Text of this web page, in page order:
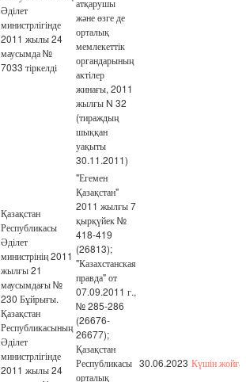
Әділет
министрлігінде
2011 жылы 24
маусымда №
7033 тіркелді
атқарушы
және өзге де
орталық
мемлекеттік
органдарының
актілер
жинағы, 2011
жылғы N 32
(тираждың
шыққан
уақыты
30.11.2011)
Қазақстан
Республикасы
Әділет
министрінің 2011
жылғы 21
маусымдағы №
230 Бұйрығы.
Қазақстан
Республикасының
Әділет
министрлігінде
2011 жылы 24
"Егемен
Қазақстан"
2011 жылғы 7
қырқүйек №
418-419
(26813);
"Казахстанская
правда" от
07.09.2011 г.,
№ 285-286
(26676-
26677);
Қазақстан
Республикасы
орталық
30.06.2023 Күшін